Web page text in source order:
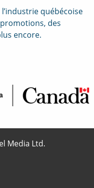
québécoise
des
encore.
Media Ltd.